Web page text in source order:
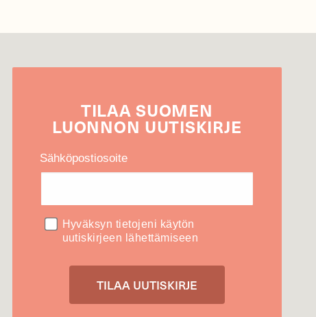
TILAASUOMEN
LUONNON UUTIS­KIRJE
Sähköpostiosoite
Hyväksyn tietojeni käytön
uutiskirjeen lähettämiseen